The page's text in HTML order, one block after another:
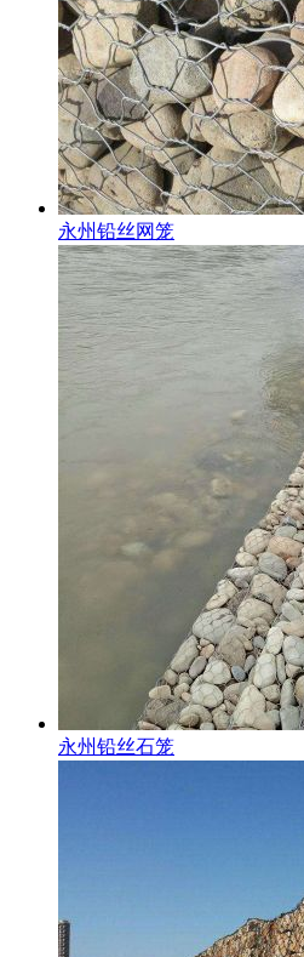
永州铅丝网笼
永州铅丝石笼